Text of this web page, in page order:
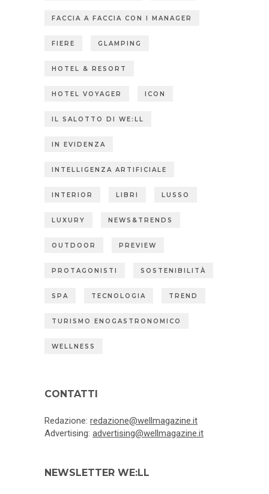
FACCIA A FACCIA CON I MANAGER
FIERE GLAMPING
HOTEL & RESORT
HOTEL VOYAGER ICON
IL SALOTTO DI WE:LL
IN EVIDENZA
INTELLIGENZA ARTIFICIALE
INTERIOR LIBRI LUSSO
LUXURY NEWS&TRENDS
OUTDOOR PREVIEW
PROTAGONISTI SOSTENIBILITÀ
SPA TECNOLOGIA TREND
TURISMO ENOGASTRONOMICO
WELLNESS
CONTATTI
Redazione: redazione@wellmagazine.it
Advertising: advertising@wellmagazine.it
NEWSLETTER WE:LL